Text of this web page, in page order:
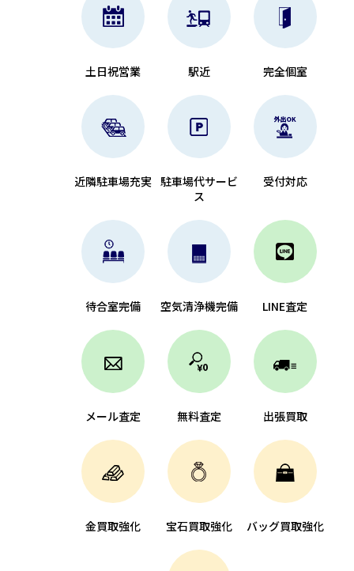
土日祝営業 駅近 完全個室
近隣駐車場充実 駐車場代サービ
ス
受付対応
待合室完備 空気清浄機完備 LINE査定
メール査定 無料査定 出張買取
金買取強化 宝石買取強化 バッグ買取強化